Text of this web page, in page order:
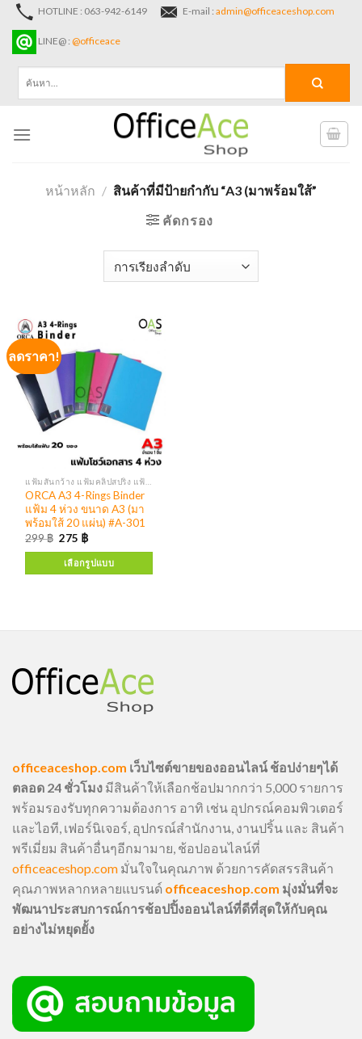
Skip
content
HOTLINE : 063-942-6149 E-mail : admin@officeaceshop.com
LINE@ : @officeace
หน้าหลัก / สินค้าที่มีป้ายกำกับ “A3 (มาพร้อมใส้”
คัดกรอง
ลดราคา!
แฟ้มสันกว้าง แฟ้มคลิปสปริง แฟ้มห่วง
ORCA A3 4-Rings Binder
แฟ้ม 4 ห่วง ขนาด A3 (มา
พร้อมใส้ 20 แผ่น) #A-301
299฿ 275 ฿
เลือกรูปแบบ
officeaceshop.com เว็บไซต์ขายของออนไลน์ ช้อปง่ายๆได้
ตลอด 24 ชั่วโมง มีสินค้าให้เลือกช้อปมากกว่า 5,000 รายการ
พร้อมรองรับทุกความต้องการ อาทิ เช่น อุปกรณ์คอมพิวเตอร์
และไอที, เฟอร์นิเจอร์, อุปกรณ์สำนักงาน, งานปริ้น และ สินค้า
พรีเมี่ยม สินค้าอื่นๆอีกมามาย, ช้อปออนไลน์ที่
officeaceshop.com มั่นใจในคุณภาพ ด้วยการคัดสรรสินค้า
คุณภาพหลากหลายแบรนด์ officeaceshop.com มุ่งมั่นที่จะ
พัฒนาประสบการณ์การช้อปปิ้งออนไลน์ที่ดีที่สุดให้กับคุณ
อย่างไม่หยุดยั้ง